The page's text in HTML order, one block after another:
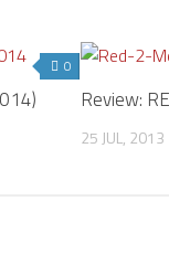
0
Review:
25 JUL, 2013